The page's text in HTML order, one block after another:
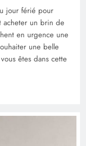
jour férié pour
acheter un brin de
en urgence une
une belle
êtes dans cette